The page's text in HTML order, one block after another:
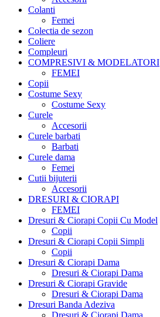
Colanti
Femei
Colectia de sezon
Coliere
Compleuri
COMPRESIVI & MODELATORI
FEMEI
Copii
Costume Sexy
Costume Sexy
Curele
Accesorii
Curele barbati
Barbati
Curele dama
Femei
Cutii bijuterii
Accesorii
DRESURI & CIORAPI
FEMEI
Dresuri & Ciorapi Copii Cu Model
Copii
Dresuri & Ciorapi Copii Simpli
Copii
Dresuri & Ciorapi Dama
Dresuri & Ciorapi Dama
Dresuri & Ciorapi Gravide
Dresuri & Ciorapi Dama
Dresuri Banda Adeziva
Dresuri & Ciorapi Dama